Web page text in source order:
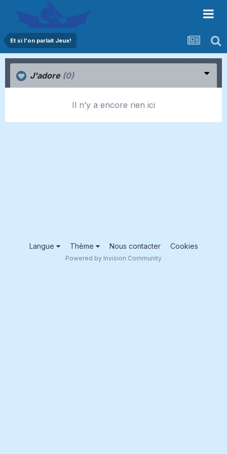
Et si l'on parlait Jeux!
J'adore (0)
Il n’y a encore rien ici
Langue Thème Nous contacter Cookies
Powered by Invision Community